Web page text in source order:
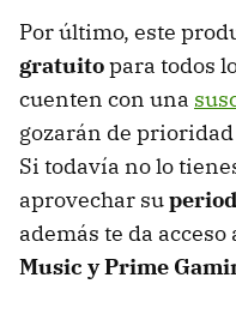
Por último, este
gratuitopara todos
cuenten con una
gozarán de
Si todavía no lo
aprovechar su
además te da acceso
Music y Prime